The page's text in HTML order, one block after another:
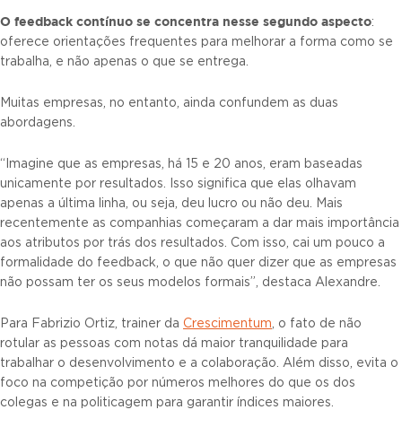
O feedback contínuo se concentra nesse segundo aspecto:
oferece orientações frequentes para melhorar a forma como se
trabalha, e não apenas o que se entrega.
Muitas empresas, no entanto, ainda confundem as duas
abordagens.
“Imagine que as empresas, há 15 e 20 anos, eram baseadas
unicamente por resultados. Isso significa que elas olhavam
apenas a última linha, ou seja, deu lucro ou não deu. Mais
recentemente as companhias começaram a dar mais importância
aos atributos por trás dos resultados. Com isso, cai um pouco a
formalidade do feedback, o que não quer dizer que as empresas
não possam ter os seus modelos formais”, destaca Alexandre.
Para Fabrizio Ortiz, trainer da Crescimentum, o fato de não
rotular as pessoas com notas dá maior tranquilidade para
trabalhar o desenvolvimento e a colaboração. Além disso, evita o
foco na competição por números melhores do que os dos
colegas e na politicagem para garantir índices maiores.